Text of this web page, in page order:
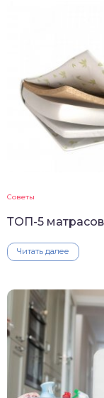
Советы
ТОП-5 матрасов
Читать далее